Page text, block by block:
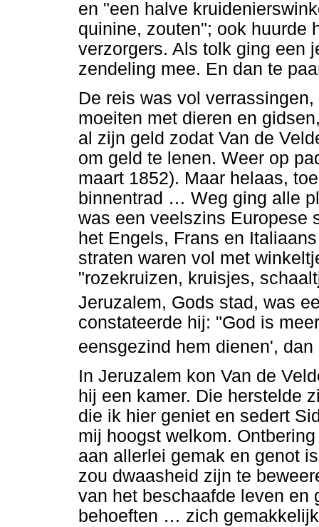
en "een halve
quinine, zouten"; ook huurde
verzorgers. Als tolk ging een
zendeling mee. En dan te
De reis was vol
moeiten met dieren en
al zijn geld zodat Van de
om geld te lenen. Weer op
maart 1852). Maar helaas,
binnentrad … Weg ging alle
was een veelszins Europese
het Engels, Frans en
straten waren vol met
"rozekruizen, kruisjes,
Jeruzalem, Gods stad, was
constateerde hij: "God is
eensgezind hem dienen',
In Jeruzalem kon Van de
hij een kamer. Die herstelde
die ik hier geniet en sedert
mij hoogst welkom.
aan allerlei gemak en genot
zou dwaasheid zijn te
van het beschaafde leven en
behoeften … zich